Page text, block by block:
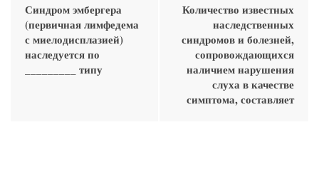
Синдром эмбергера
(первичная лимфедема
с миелодисплазией)
наследуется по
_________ типу
Количество известных
наследственных
синдромов и болезней,
сопровождающихся
наличием нарушения
слуха в качестве
симптома, составляет